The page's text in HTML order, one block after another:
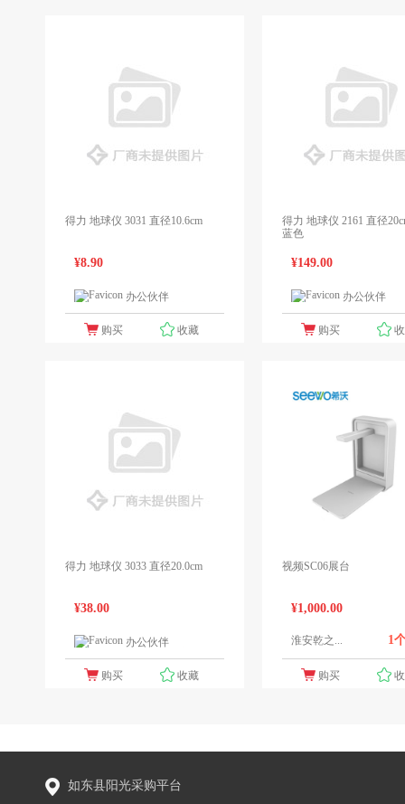
得力 地球仪 3031 直径10.6cm
¥8.90
办公伙伴
购买 收藏
得力 地球仪 2161 直径
蓝色
¥149.00
办公伙伴
购买
得力 地球仪 3033 直径20.0cm
¥38.00
办公伙伴
购买 收藏
视频SC06展台
¥1,000.00
淮安乾之... 1
购买
如东县阳光采购平台